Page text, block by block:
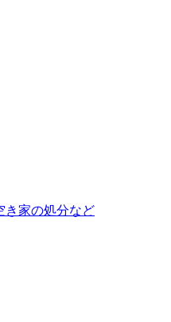
き家の処分など